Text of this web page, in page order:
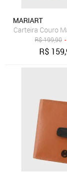
MARIART
Carteira Couro
R$199,90
R$